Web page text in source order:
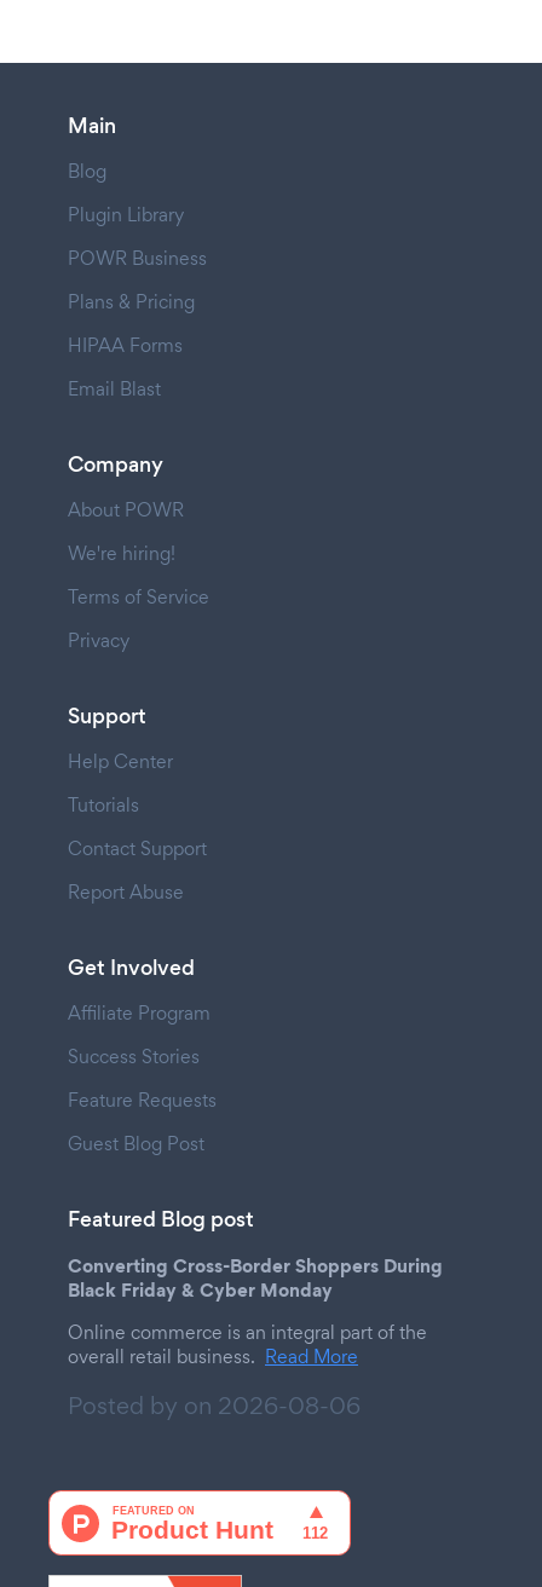
Main
Blog
Plugin Library
POWR Business
Plans & Pricing
HIPAA Forms
Email Blast
Company
About POWR
We're hiring!
Terms of Service
Privacy
Support
Help Center
Tutorials
Contact Support
Report Abuse
Get Involved
Affiliate Program
Success Stories
Feature Requests
Guest Blog Post
Featured Blog post
Converting Cross-Border Shoppers During
Black Friday & Cyber Monday
Online commerce is an integral part of the
overall retail business. Read More
Posted by on 2026-08-06